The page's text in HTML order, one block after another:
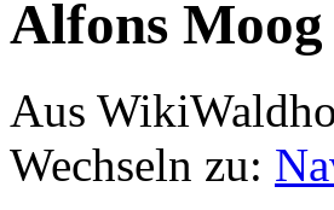
Alfons Moog
Aus
Wechseln zu: